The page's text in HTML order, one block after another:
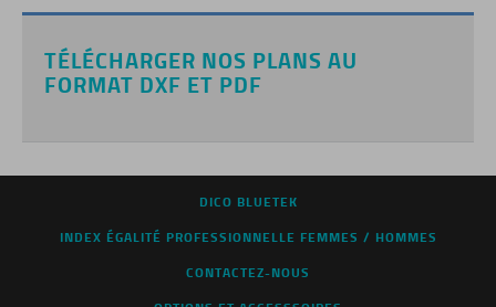
TÉLÉCHARGER NOS PLANS AU
FORMAT DXF ET PDF
DICO BLUETEK
INDEX ÉGALITÉ PROFESSIONNELLE FEMMES / HOMMES
CONTACTEZ-NOUS